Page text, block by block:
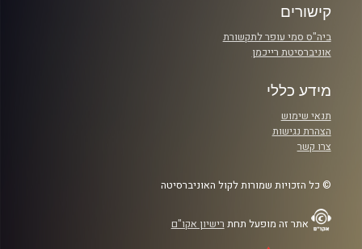
קישורים
ביה"ס סמי עופר לתקשורת
אוניברסיטת רייכמן
מידע כללי
תנאי שימוש
הצהרת נגישות
צרו קשר
© כל הזכויות שמורות לקול האוניברסיטה
אתר זה מופעל תחת רישיון אקו"ם